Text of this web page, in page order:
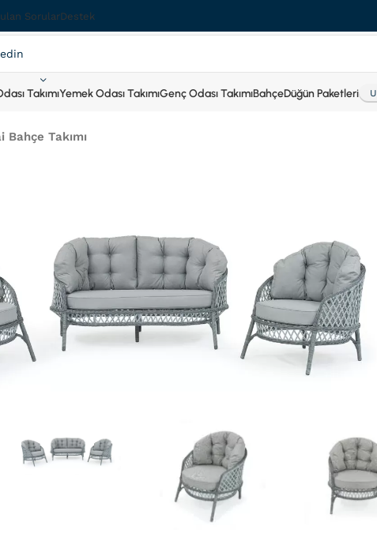
SorularDestek
TakımıYemek Odası TakımıGenç Odası TakımıBahçeDüğün Paketleri
Bahçe Takımı